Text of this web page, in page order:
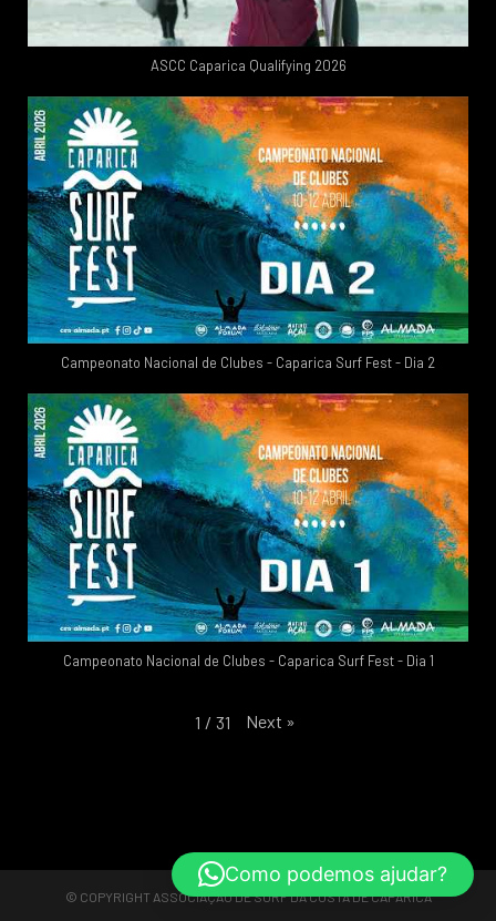
ASCC Caparica Qualifying 2026
Campeonato Nacional de Clubes - Caparica Surf Fest - Dia 2
Campeonato Nacional de Clubes - Caparica Surf Fest - Dia 1
1 / 31 Next »
© COPYRIGHT ASSOCIAÇÃO DE SURF DA COSTA DE CAPARICA
Como podemos ajudar?